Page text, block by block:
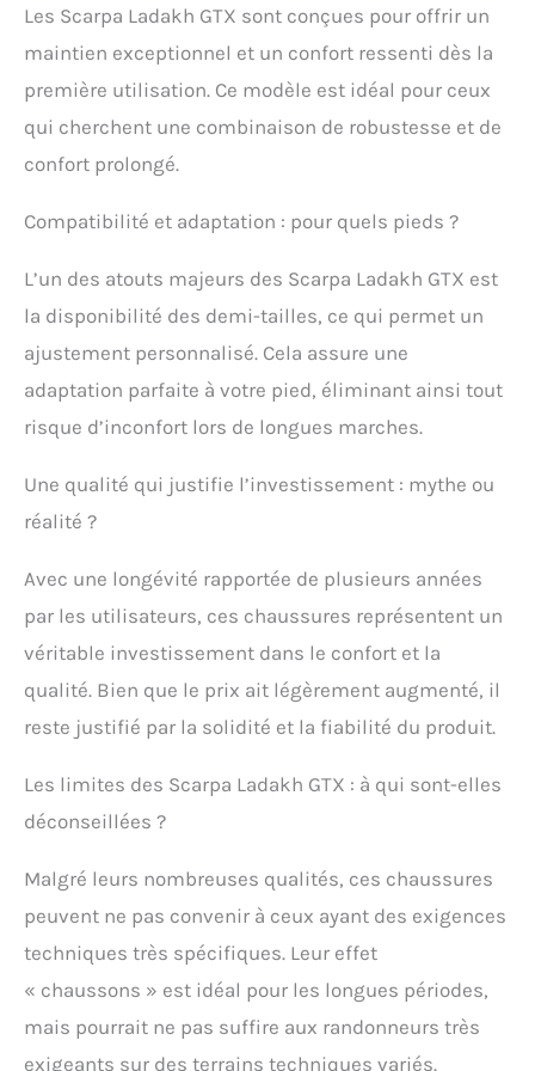
Les Scarpa Ladakh GTX sont conçues pour offrir un
maintien exceptionnel et un confort ressenti dès la
première utilisation. Ce modèle est idéal pour ceux
qui cherchent une combinaison de robustesse et de
confort prolongé.
Compatibilité et adaptation : pour quels pieds ?
L’un des atouts majeurs des Scarpa Ladakh GTX est
la disponibilité des demi-tailles, ce qui permet un
ajustement personnalisé. Cela assure une
adaptation parfaite à votre pied, éliminant ainsi tout
risque d’inconfort lors de longues marches.
Une qualité qui justifie l’investissement : mythe ou
réalité ?
Avec une longévité rapportée de plusieurs années
par les utilisateurs, ces chaussures représentent un
véritable investissement dans le confort et la
qualité. Bien que le prix ait légèrement augmenté, il
reste justifié par la solidité et la fiabilité du produit.
Les limites des Scarpa Ladakh GTX : à qui sont-elles
déconseillées ?
Malgré leurs nombreuses qualités, ces chaussures
peuvent ne pas convenir à ceux ayant des exigences
techniques très spécifiques. Leur effet
« chaussons » est idéal pour les longues périodes,
mais pourrait ne pas suffire aux randonneurs très
exigeants sur des terrains techniques variés.